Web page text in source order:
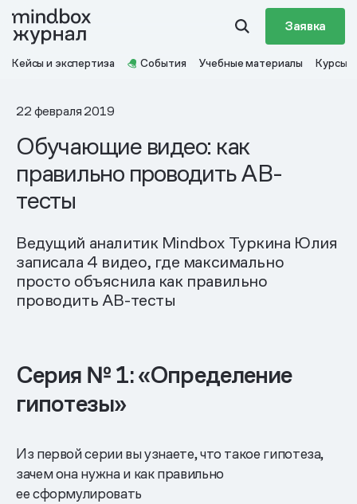
Заявка
Кейсы и экспертиза События Учебные материалы Курсы
22 февраля 2019
Обучающие видео: как
правильно проводить AB-
тесты
Ведущий аналитик Mindbox Туркина Юлия
записала 4 видео, где максимально
просто объяснила как правильно
проводить АВ-тесты
Серия № 1: «Определение
гипотезы»
Из первой серии вы узнаете, что такое гипотеза,
зачем она нужна и как правильно
ее сформулировать